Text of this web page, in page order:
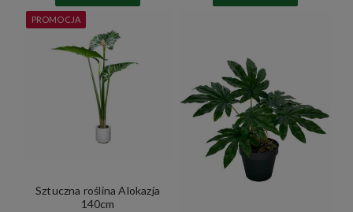
Sztuczna roślina Alokazja
140cm
PROMOCJA